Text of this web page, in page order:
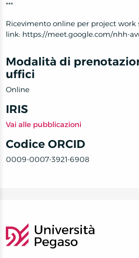
***
Ricevimento online per project work
link: https://meet.google.com/nhh-
Modalità di
uffici
Online
IRIS
Vai alle pubblicazioni
Codice ORCID
0009-0007-3921-6908